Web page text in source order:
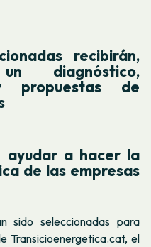
recibirán,
diagnóstico,
propuestas de
ayudar a hacer la
de las empresas
sido seleccionadas para
Transicioenergetica.cat, el